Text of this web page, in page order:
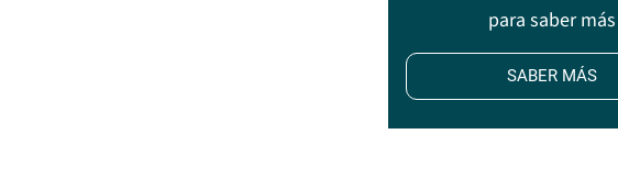
para saber más
SABER MÁS